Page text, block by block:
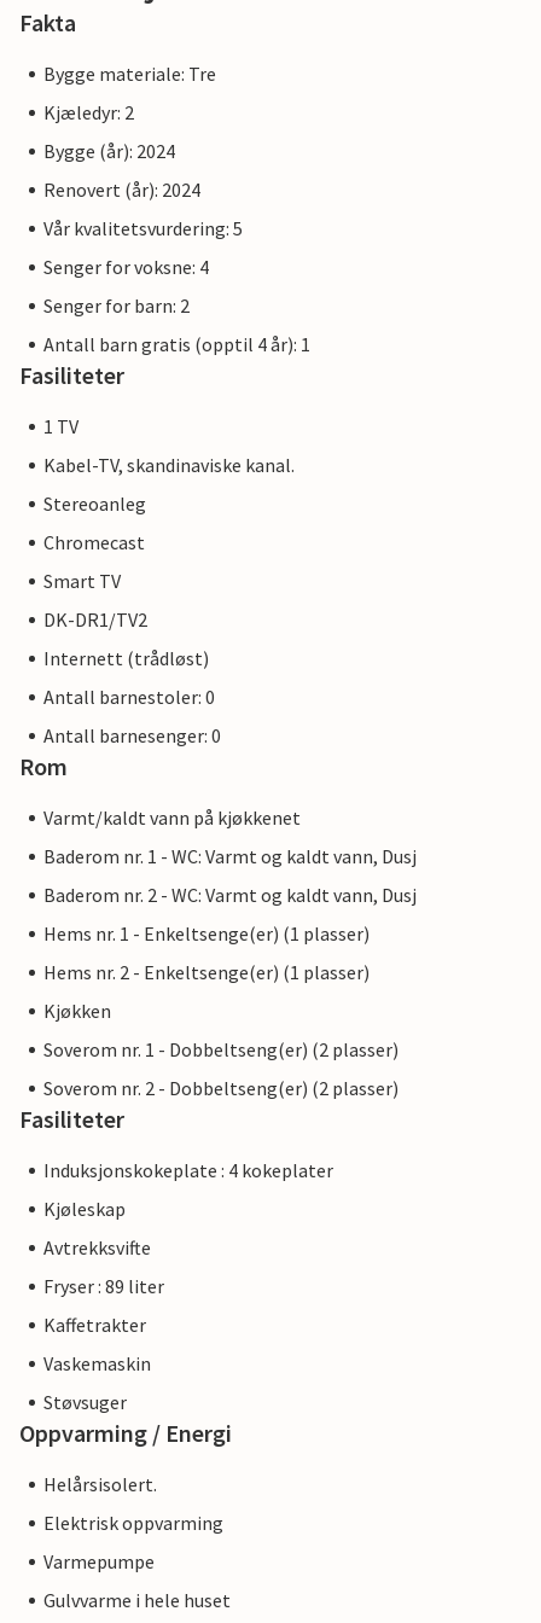
Resepsjonsbygningen fungerer som et sentralt møtepunkt
for alle gjester. Her finner du ikke bare hjelp og
informasjon, men også inspirasjon til aktiviteter og
pris på 195 DKK per person.
Merk: Sengetøy, 1 håndkle og 1 kjøkkenhåndkle er inkludert
Fakta
Bygge materiale: Tre
Kjæledyr: 2
Bygge (år): 2024
Renovert (år): 2024
Vår kvalitetsvurdering: 5
Senger for voksne: 4
Senger for barn: 2
Antall barn gratis (opptil 4 år): 1
Fasiliteter
1 TV
Kabel-TV, skandinaviske kanal.
Stereoanleg
Chromecast
Smart TV
DK-DR1/TV2
Internett (trådløst)
Antall barnestoler: 0
Antall barnesenger: 0
Rom
Varmt/kaldt vann på kjøkkenet
Baderom nr. 1 - WC: Varmt og kaldt vann, Dusj
Baderom nr. 2 - WC: Varmt og kaldt vann, Dusj
Hems nr. 1 - Enkeltsenge(er) (1 plasser)
Hems nr. 2 - Enkeltsenge(er) (1 plasser)
Kjøkken
Soverom nr. 1 - Dobbeltseng(er) (2 plasser)
Soverom nr. 2 - Dobbeltseng(er) (2 plasser)
Fasiliteter
Induksjonskokeplate : 4 kokeplater
Kjøleskap
Avtrekksvifte
Fryser : 89 liter
Kaffetrakter
Vaskemaskin
Støvsuger
Oppvarming / Energi
Helårsisolert.
Elektrisk oppvarming
Varmepumpe
Gulvvarme i hele huset